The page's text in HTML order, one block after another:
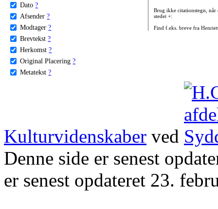
Dato ?
Afsender ?
Modtager ?
Brevtekst ?
Herkomst ?
Original Placering ?
Metatekst ?
Brug ikke citationstegn, når
stedet +:
Find f.eks. breve fra
Kulturvidenskaber ved
Denne side er senest
er senest opdateret 23.